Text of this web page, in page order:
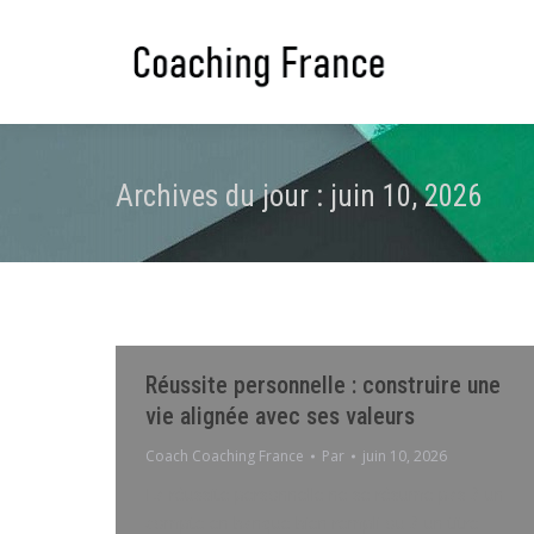
Archives du jour : juin 10, 2026
Réussite personnelle : construire une
vie alignée avec ses valeurs
Coach Coaching France Par juin 10, 2026